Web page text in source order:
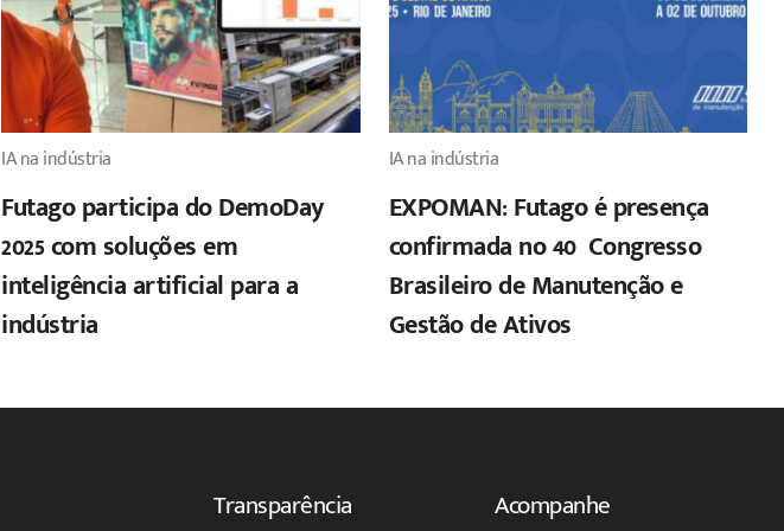
IA na indústria
Futago participa do DemoDay
2025 com soluções em
inteligência artificial para a
indústria
IA na indústria
EXPOMAN: Futago é presença
confirmada no 40º Congresso
Brasileiro de Manutenção e
Gestão de Ativos
Transparência Acompanhe